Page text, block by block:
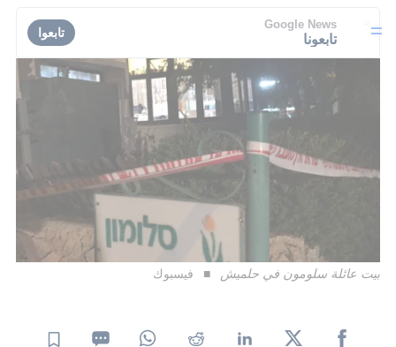
Google News
تابعونا تابعوا
بيت عائلة سلومون في حلميش فيسبوك